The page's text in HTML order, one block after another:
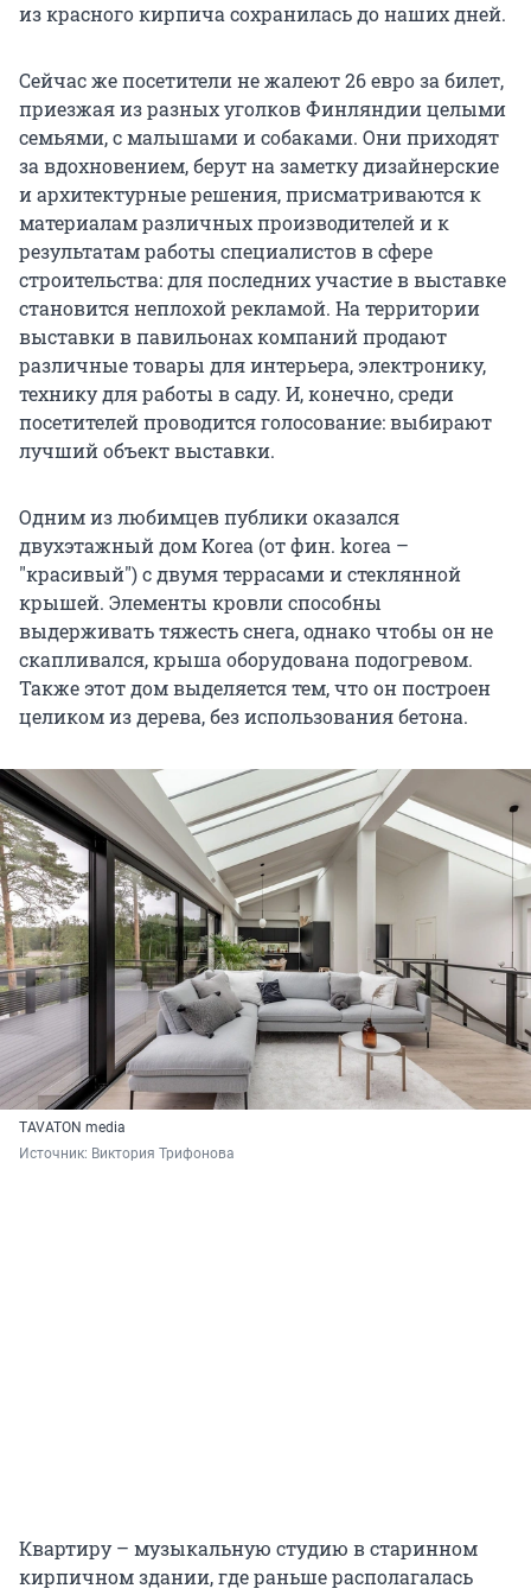
из красного кирпича сохранилась до наших дней.
Сейчас же посетители не жалеют 26 евро за билет,
приезжая из разных уголков Финляндии целыми
семьями, с малышами и собаками. Они приходят
за вдохновением, берут на заметку дизайнерские
и архитектурные решения, присматриваются к
материалам различных производителей и к
результатам работы специалистов в сфере
строительства: для последних участие в выставке
становится неплохой рекламой. На территории
выставки в павильонах компаний продают
различные товары для интерьера, электронику,
технику для работы в саду. И, конечно, среди
посетителей проводится голосование: выбирают
лучший объект выставки.
Одним из любимцев публики оказался
двухэтажный дом Korea (от фин. korea –
"красивый") с двумя террасами и стеклянной
крышей. Элементы кровли способны
выдерживать тяжесть снега, однако чтобы он не
скапливался, крыша оборудована подогревом.
Также этот дом выделяется тем, что он построен
целиком из дерева, без использования бетона.
TAVATON media
Источник: Виктория Трифонова
Квартиру – музыкальную студию в старинном
кирпичном здании, где раньше располагалась